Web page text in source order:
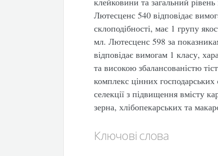
Лютесценс 540 відповідає
склоподібності, має 1 групу
мл. Лютесценс 598 за
відповідає вимогам 1 класу,
та високою збалансованістю
комплекс цінних
селекції з підвищення вмісту
зерна, хлібопекарських та
Ключові слова